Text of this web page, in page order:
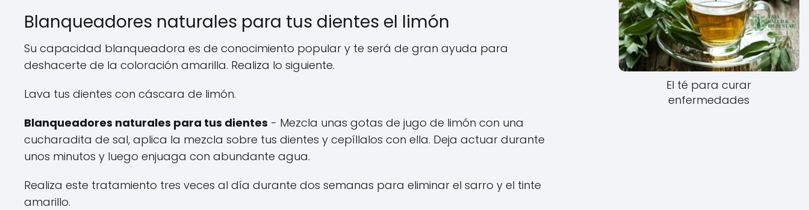
Blanqueadores naturales para tus dientes el limón
Su capacidad blanqueadora es de conocimiento popular y te será de gran ayuda para
deshacerte de la coloración amarilla. Realiza lo siguiente.
Lava tus dientes con cáscara de limón.
Blanqueadores naturales para tus dientes - Mezcla unas gotas de jugo de limón con una
cucharadita de sal, aplica la mezcla sobre tus dientes y cepíllalos con ella. Deja actuar durante
unos minutos y luego enjuaga con abundante agua.
Realiza este tratamiento tres veces al día durante dos semanas para eliminar el sarro y el tinte
amarillo.
El té para curar
enfermedades